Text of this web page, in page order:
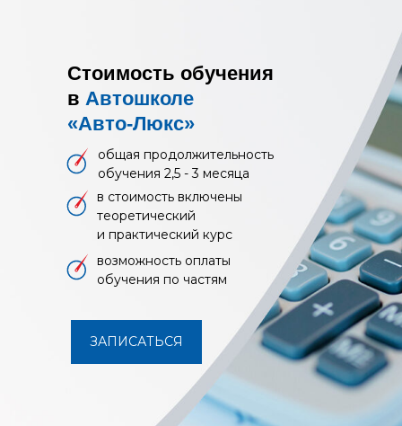
улица Хачатуряна, 14Ас1
улица Бибиревская,
Стоимость обучения
в Автошколе
«Авто-Люкс»
ЗАПИСАТЬСЯ
общая продолжительность
обучения 2,5 - 3 месяца
в стоимость включены
теоретический
и практический курс
возможность оплаты
обучения по частям